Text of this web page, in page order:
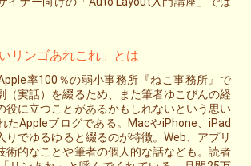
リンゴあれこれ」とは
率100％の弱小事務所『ねこ事務所』で
（実話）を綴るため、また筆者ゆこびんの経
役に立つことがあるかもしれないという思い
たAppleブログである。MacやiPhone、iPad
りでゆるゆると綴るのが特徴。Web、アプリ
術的なことや筆者の個人的な話なども。読者